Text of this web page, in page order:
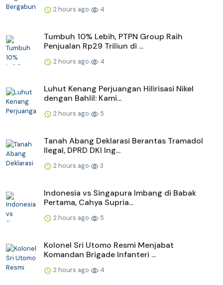
2 hours ago 4
Tumbuh 10% Lebih, PTPN Group Raih
Penjualan Rp29 Triliun di ...
2 hours ago 4
Luhut Kenang Perjuangan Hilirisasi Nikel
dengan Bahlil: Kami...
2 hours ago 5
Tanah Abang Deklarasi Berantas Tramadol
Ilegal, DPRD DKI Ing...
2 hours ago 3
Indonesia vs Singapura Imbang di Babak
Pertama, Cahya Supria...
2 hours ago 5
Kolonel Sri Utomo Resmi Menjabat
Komandan Brigade Infanteri ...
2 hours ago 4